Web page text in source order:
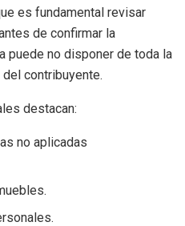
es fundamental revisar
de confirmar la
puede no disponer de toda la
contribuyente.
destacan:
no aplicadas